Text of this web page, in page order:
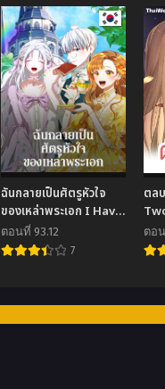
ฉันกลายเป็นศัตรูหัวใจ
ของเหล่าพระเอก I Have
Become the Heroes’
Rival
ตอนที่ 93.12
7
ตล
ตอ